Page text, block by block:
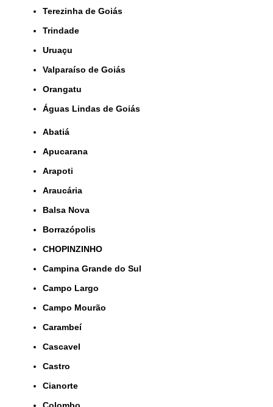
Terezinha de Goiás
Trindade
Uruaçu
Valparaíso de Goiás
orangatu
Águas Lindas de Goiás
Abatiá
Apucarana
Arapoti
Araucária
Balsa Nova
Borrazópolis
CHOPINZINHO
Campina Grande do Sul
Campo Largo
Campo Mourão
Carambeí
Cascavel
Castro
Cianorte